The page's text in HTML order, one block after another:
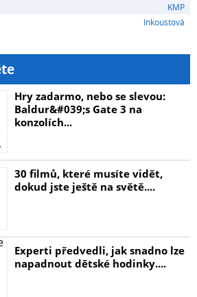
KMP
Inkoustová
Hry zadarmo, nebo se slevou:
Baldur&#039;s Gate 3 na
konzolích...
30 filmů, které musíte vidět,
dokud jste ještě na světě....
Experti předvedli, jak snadno lze
napadnout dětské hodinky....